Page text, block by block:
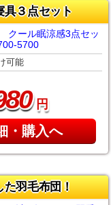
具３点セット
クール眠涼感3点セッ
5700
可能
円
・購入へ
た羽毛布団！